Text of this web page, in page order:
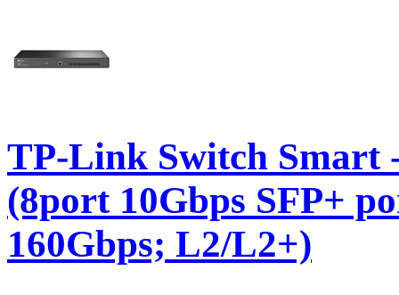
TP-Link Switch Smart
(8port 10Gbps SFP+
160Gbps; L2/L2+)